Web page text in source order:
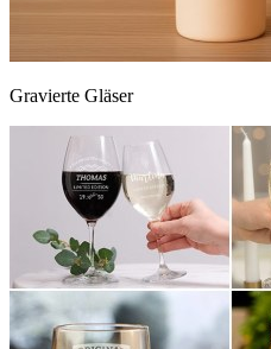
Gravierte Gläser